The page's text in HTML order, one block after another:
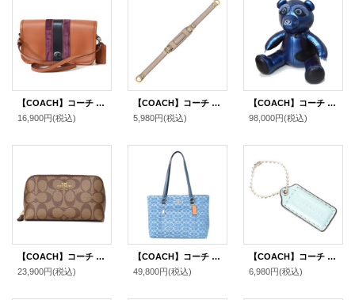
【COACH】コーチ ターンロック レザー スエード ストライプ ペニー クロスボディー ショルダー 斜め掛けバッグ サドル×オックスブラッド（日本未発売）
16,900円(税込)
【COACH】コーチ レザー ショルダー ストラップ グレー（日本未発売）
5,980円(税込)
【COACH】コーチ ぬいぐるみ テディベア レザー ベアー ボア インテリア ぬいぐるみ メタリックブルー〔日本未発売〕
98,000円(税込)
【COACH】コーチ コーティングキャンパス レザー シグネチャー コスメティック 化粧ポーチ カーキ×サドル（日本未発売）
23,900円(税込)
【COACH】コーチ バッグ トート デニム レザー シグネチャー ステーション ジップ トートバッグ インディゴ〔日本未発売〕
49,800円(税込)
【COACH】コーチ レザー ハングタグ ロゴ チャーム キーホルダー スカイブルー（日本未発売）
6,980円(税込)